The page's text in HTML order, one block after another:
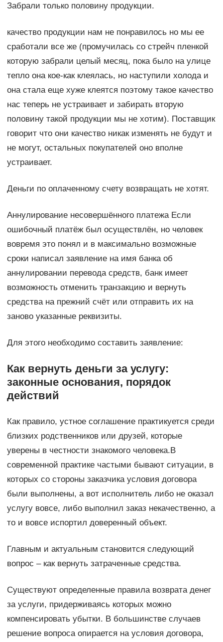
Забрали только половину продукции.
качество продукции нам не понравилось но мы ее
сработали все же (промучилась со стрейч пленкой
которую забрали целый месяц, пока было на улице
тепло она кое-как клеялась, но наступили холода и
она стала еще хуже клеятся поэтому такое качество
нас теперь не устраивает и забирать вторую
половину такой продукции мы не хотим). Поставщик
говорит что они качество никак изменять не будут и
не могут, остальных покупателей оно вполне
устраивает.
Деньги по оплаченному счету возвращать не хотят.
Аннулирование несовершённого платежа Если
ошибочный платёж был осуществлён, но человек
вовремя это понял и в максимально возможные
сроки написал заявление на имя банка об
аннулировании перевода средств, банк имеет
возможность отменить транзакцию и вернуть
средства на прежний счёт или отправить их на
заново указанные реквизиты.
Для этого необходимо составить заявление:
Как вернуть деньги за услугу:
законные основания, порядок
действий
Как правило, устное соглашение практикуется среди
близких родственников или друзей, которые
уверены в честности знакомого человека.В
современной практике частыми бывают ситуации, в
которых со стороны заказчика условия договора
были выполнены, а вот исполнитель либо не оказал
услугу вовсе, либо выполнил заказ некачественно, а
то и вовсе испортил доверенный объект.
Главным и актуальным становится следующий
вопрос – как вернуть затраченные средства.
Существуют определенные правила возврата денег
за услуги, придерживаясь которых можно
компенсировать убытки. В большинстве случаев
решение вопроса опирается на условия договора,